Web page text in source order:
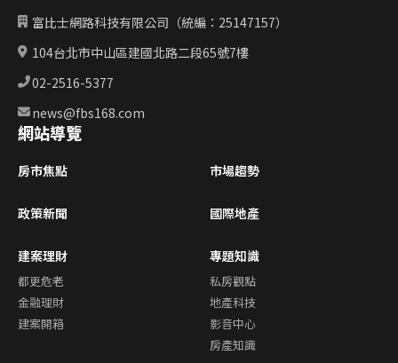
富比士網路科技有限公司（統編：25147157）
104台北市中山區建國北路二段65號7樓
02-2516-5377
news@fbs168.com
網站導覽
房市焦點 市場趨勢
政策新聞 國際地產
建案理財
都更危老
金融理財
建案開箱
專題知識
私房觀點
地產科技
影音中心
房產知識